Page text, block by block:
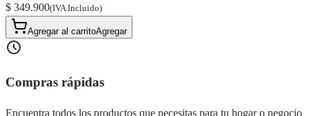
$ 349.900(IVA Incluido)
Agregar al carritoAgregar
Compras rápidas
Encuentra todos los productos que necesitas para tu hogar o negocio